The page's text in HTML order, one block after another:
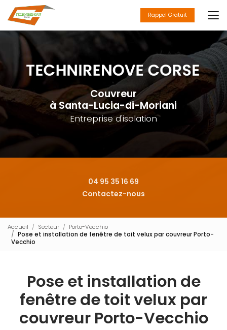
au
contenu
principal
Rappel Gratuit
Couvreur
à Santa-Lucia-di-Moriani
Entreprise d'isolation
04 95 35 16 69
Contactez-nous
Accueil Secteur
Porto-Vecchio
Pose et installation de fenêtre de toit velux par couvreur Porto-
Vecchio
Pose et installation de
fenêtre de toit velux par
couvreur Porto-Vecchio